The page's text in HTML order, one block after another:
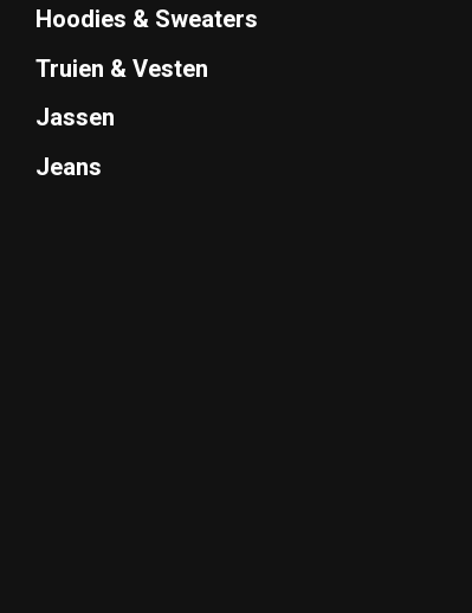
Hoodies & Sweaters
Truien & Vesten
Jassen
Jeans